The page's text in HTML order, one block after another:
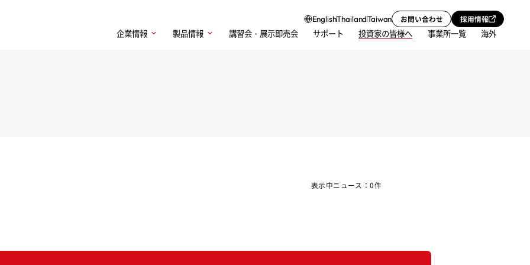
企業情報 製品情報 講習会・展示即売会 サポート 投資家の皆様へ 事業所一覧 海外
EnglishThailandTaiwan お問い合わせ 採用情報
表示中ニュース：0件